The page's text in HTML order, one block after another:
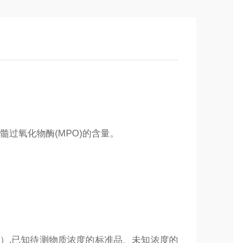
髓过氧化物酶(MPO)的含量。
.已知待测物质浓度的标准品、未知浓度的